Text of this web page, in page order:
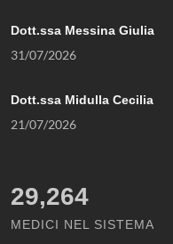
Dott.ssa Messina Giulia
31/07/2026
Dott.ssa Midulla Cecilia
21/07/2026
29,264
MEDICI NEL SISTEMA